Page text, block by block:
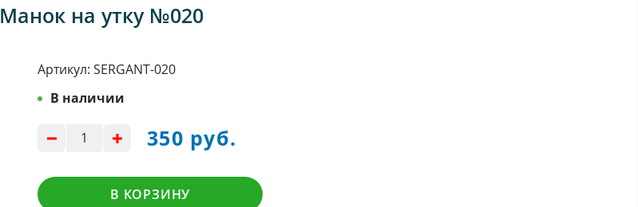
Манок на утку №020
Артикул: SERGANT-020
В наличии
350 руб.
В КОРЗИНУ